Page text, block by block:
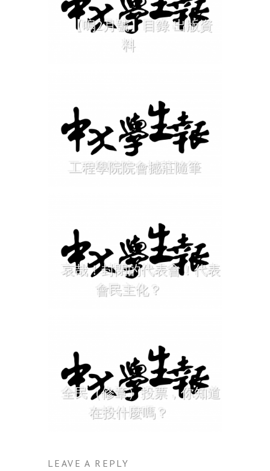
【鳴2月號】目錄 出版資
料
工程學院院會撼莊隨筆
哀哉！封閉的代表會！代表
會民主化？
全民（修章）投票，你知道
在投什麼嗎？
LEAVE A REPLY